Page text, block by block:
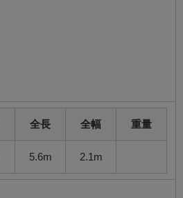
全長 全幅 重量
5.6m 2.1m